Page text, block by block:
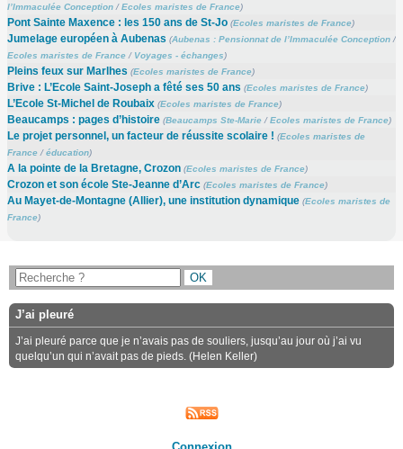
l’Immaculée Conception/Ecoles maristes de France)
Pont Sainte Maxence : les 150 ans de St-Jo (Ecoles maristes de France)
Jumelage européen à Aubenas (Aubenas : Pensionnat de l’Immaculée Conception/
Ecoles maristes de France/ Voyages - échanges)
Pleins feux sur Marlhes (Ecoles maristes de France)
Brive : L’Ecole Saint-Joseph a fêté ses 50 ans (Ecoles maristes de France)
L’Ecole St-Michel de Roubaix (Ecoles maristes de France)
Beaucamps : pages d’histoire (Beaucamps Ste-Marie/Ecoles maristes de France)
Le projet personnel, un facteur de réussite scolaire ! (Ecoles maristes de
France/éducation)
A la pointe de la Bretagne, Crozon (Ecoles maristes de France)
Crozon et son école Ste-Jeanne d’Arc (Ecoles maristes de France)
Au Mayet-de-Montagne (Allier), une institution dynamique (Ecoles maristes de
France)
J’ai pleuré
J’ai pleuré parce que je n’avais pas de souliers, jusqu’au jour où j’ai vu
quelqu’un qui n’avait pas de pieds. (Helen Keller)